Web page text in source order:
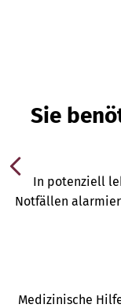
Sie
In potenziell
Notfällen
Medizinische